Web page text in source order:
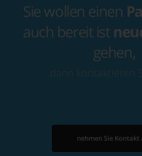
Sie wollen einen
auch bereit ist
gehen,
dann kontaktieren
nehmen Sie Kontakt